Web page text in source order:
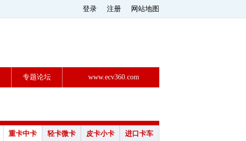
登录 注册 网站地图
专题论坛 www.ecv360.com
重卡中卡 轻卡微卡 皮卡小卡 进口卡车